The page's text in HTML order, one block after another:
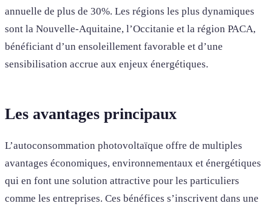
annuelle de plus de 30%. Les régions les plus dynamiques
sont la Nouvelle-Aquitaine, l’Occitanie et la région PACA,
bénéficiant d’un ensoleillement favorable et d’une
sensibilisation accrue aux enjeux énergétiques.
Les avantages principaux
L’autoconsommation photovoltaïque offre de multiples
avantages économiques, environnementaux et énergétiques
qui en font une solution attractive pour les particuliers
comme les entreprises. Ces bénéfices s’inscrivent dans une